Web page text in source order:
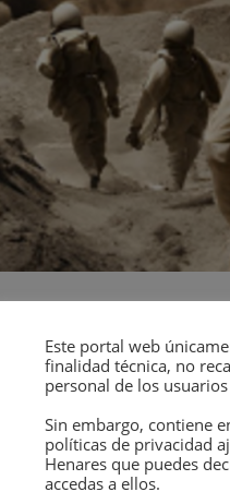
lugardel 22 al
Abierta
una sesión de 2
Este portal web
finalidad técnica, no
personal de los
Sin embargo, contiene
políticas de privacidad
Henares que puedes
accedas a ellos.